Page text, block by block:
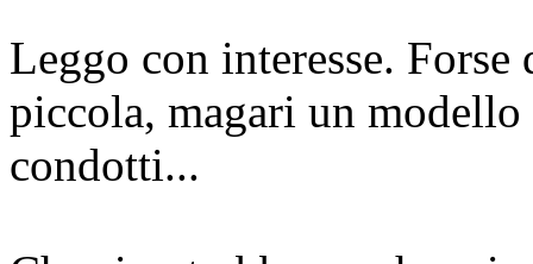
Leggo con interesse.
piccola, magari un
condotti...